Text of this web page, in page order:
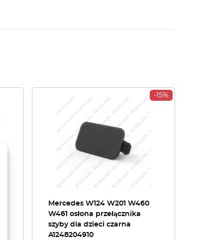
-15%
Mercedes W124 W201 W460
W461 osłona przełącznika
szyby dla dzieci czarna
A1248204910